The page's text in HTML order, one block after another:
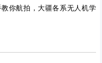
你航拍，大疆各系无人机学